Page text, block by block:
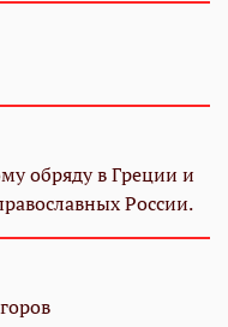
обряду в Греции и
России.